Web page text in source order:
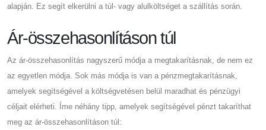
alapján. Ez segít elkerülni a túl- vagy alulköltséget a szállítás során.
Ár-összehasonlításon túl
Az ár-összehasonlítás nagyszerű módja a megtakarításnak, de nem ez
az egyetlen módja. Sok más módja is van a pénzmegtakarításnak,
amelyek segítségével a költségvetésen belül maradhat és pénzügyi
céljait elérheti. Íme néhány tipp, amelyek segítségével pénzt takaríthat
meg az ár-összehasonlításon túl: